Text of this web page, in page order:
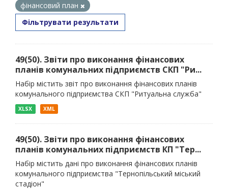
фінансовий план
Фільтрувати результати
49(50). Звіти про виконання фінансових
планів комунальних підприємств СКП "Ри...
Набір містить звіт про виконання фінансових планів
комунального підприємства СКП "Ритуальна служба"
XLSX XML
49(50). Звіти про виконання фінансових
планів комунальних підприємств КП "Тер...
Набір містить дані про виконання фінансових планів
комунального підприємства "Тернопільський міський
стадіон"